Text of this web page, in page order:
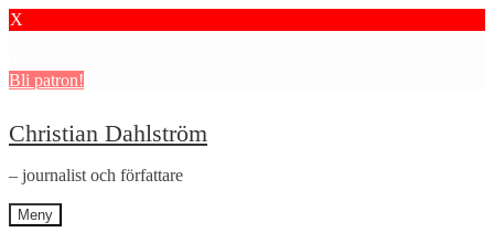
X
Bli patron!
Hoppa
till
navigering
Hoppa
till
innehåll
Christian Dahlström
– journalist och författare
Meny